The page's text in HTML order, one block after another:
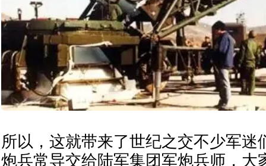
所以，这就带来了世纪之交不少军迷
炮兵常导交给陆军集团军炮兵师，大